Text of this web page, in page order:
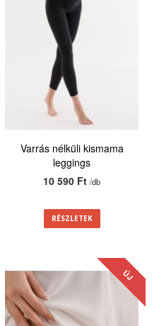
Varrás nélküli kismama
leggings
10 590 Ft/db
RÉSZLETEK
ÚJ